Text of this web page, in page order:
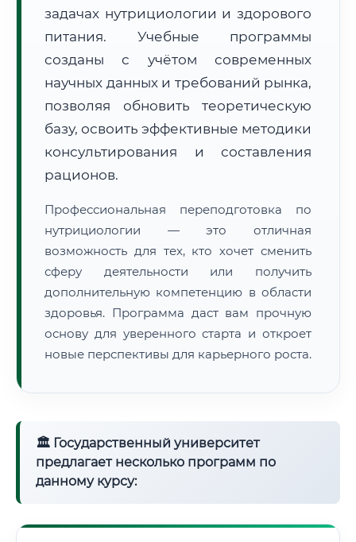
• Маршрут транзита:~2 182 км
• Экспресс-доставка СДЭК / Почтой:3–5 рабочих дней
📜 Документы и аккредитация
🔍Нажмите на документ для увеличения и просмотра
задачах нутрициологии и здорового
питания. Учебные программы
созданы с учётом современных
научных данных и требований рынка,
позволяя обновить теоретическую
базу, освоить эффективные методики
консультирования и составления
рационов.
Профессиональная переподготовка по
нутрициологии — это отличная
возможность для тех, кто хочет сменить
сферу деятельности или получить
дополнительную компетенцию в области
здоровья. Программа даст вам прочную
основу для уверенного старта и откроет
новые перспективы для карьерного роста.
🏛 Государственный университет
предлагает несколько программ по
данному курсу: